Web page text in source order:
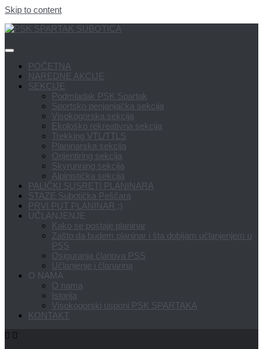
Skip to content
POČETNA
NAREDNE AKCIJE
SEKCIJE
Podmladak PSK Spartak
Sportsko penjanjačka sekcija
Visokogorska sekcija
Ekološko rekreativna sekcija
Trekking VTL/TTLS
Planinarska sekcija
Orijentiring sekcija
Skyrunning sekcija
Alpinistička sekcija
PALIČKI SUSRETI PLANINARA
STAZE Subotička Peščara
PRVI PUT PLANINAR ;)
UČLANJENJE
Kako se postaje planinar
Zašto da budem planinar i šta dobijam učlanjenjem u
PSS
Osiguranja članova PSS
Učlanjenje i članarina
O NAMA
O nama
Istorija
Visokogorski usponi PSK SPARTAKA
KONTAKT